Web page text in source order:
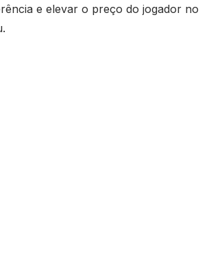
e elevar o preço do jogador no